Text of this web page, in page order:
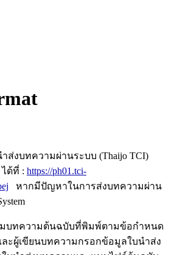
ส่งบทความผ่านระบบ (Thaijo TCI)
ได้ที่ : https://ph01.tci-
หากมีปัญหาในการส่งบทความผ่าน
มบทความต้นฉบับที่พิมพ์ตามข้อกำหนด
ะผู้เขียนบทความกรอกข้อมูลใบนำส่ง